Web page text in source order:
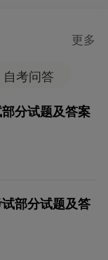
更多
自考问答
分试题及答案
部分试题及答